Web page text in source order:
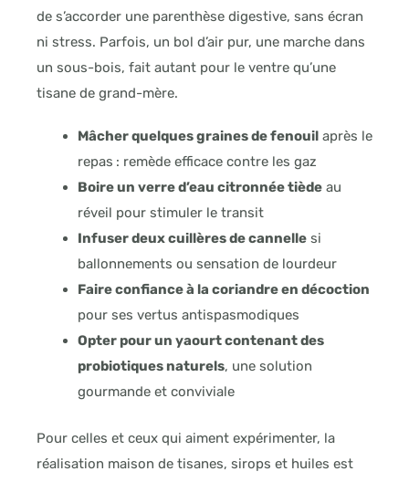
de s’accorder une parenthèse digestive, sans écran
ni stress. Parfois, un bol d’air pur, une marche dans
un sous-bois, fait autant pour le ventre qu’une
tisane de grand-mère.
Mâcher quelques graines de fenouil après le
repas : remède efficace contre les gaz
Boire un verre d’eau citronnée tiède au
réveil pour stimuler le transit
Infuser deux cuillères de cannelle si
ballonnements ou sensation de lourdeur
Faire confiance à la coriandre en décoction
pour ses vertus antispasmodiques
Opter pour un yaourt contenant des
probiotiques naturels, une solution
gourmande et conviviale
Pour celles et ceux qui aiment expérimenter, la
réalisation maison de tisanes, sirops et huiles est